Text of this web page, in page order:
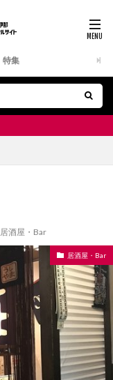
特集
居酒屋・Bar
居酒屋・Bar